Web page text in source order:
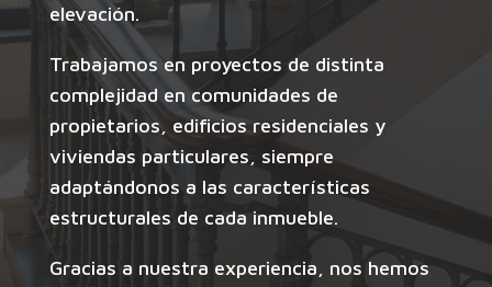
elevación.
Trabajamos en proyectos de distinta
complejidad en comunidades de
propietarios, edificios residenciales y
viviendas particulares, siempre
adaptándonos a las características
estructurales de cada inmueble.
Gracias a nuestra experiencia, nos hemos